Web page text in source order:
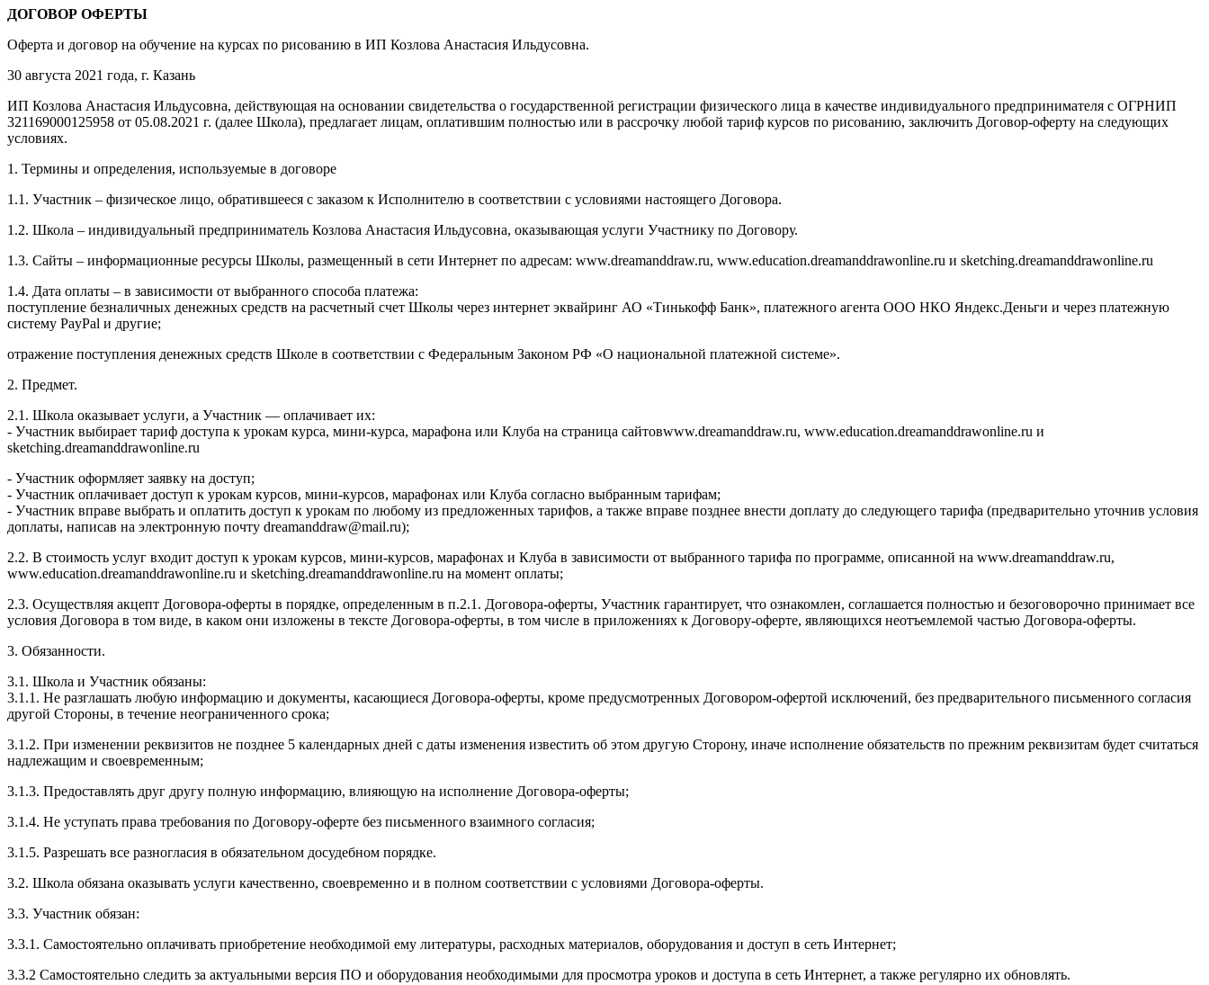
ДОГОВОР ОФЕРТЫ
Оферта и договор на обучение на курсах по рисованию в ИП Козлова Анастасия Ильдусовна.
30 августа 2021 года, г. Казань
ИП Козлова Анастасия Ильдусовна, действующая на основании свидетельства о государственной регистрации физического лица в качестве индивидуального предпринимателя с ОГРНИП
321169000125958 от 05.08.2021 г. (далее Школа), предлагает лицам, оплатившим полностью или в рассрочку любой тариф курсов по рисованию, заключить Договор-оферту на следующих
условиях.
1. Термины и определения, используемые в договоре
1.1. Участник – физическое лицо, обратившееся с заказом к Исполнителю в соответствии с условиями настоящего Договора.
1.2. Школа – индивидуальный предприниматель Козлова Анастасия Ильдусовна, оказывающая услуги Участнику по Договору.
1.3. Сайты – информационные ресурсы Школы, размещенный в сети Интернет по адресам: www.dreamanddraw.ru, www.education.dreamanddrawonline.ru и sketching.dreamanddrawonline.ru
1.4. Дата оплаты – в зависимости от выбранного способа платежа:
поступление безналичных денежных средств на расчетный счет Школы через интернет эквайринг АО «Тинькофф Банк», платежного агента ООО НКО Яндекс.Деньги и через платежную
систему PayPal и другие;
отражение поступления денежных средств Школе в соответствии с Федеральным Законом РФ «О национальной платежной системе».
2. Предмет.
2.1. Школа оказывает услуги, а Участник — оплачивает их:
- Участник выбирает тариф доступа к урокам курса, мини-курса, марафона или Клуба на страница сайтовwww.dreamanddraw.ru, www.education.dreamanddrawonline.ru и
sketching.dreamanddrawonline.ru
- Участник оформляет заявку на доступ;
- Участник оплачивает доступ к урокам курсов, мини-курсов, марафонах или Клуба согласно выбранным тарифам;
- Участник вправе выбрать и оплатить доступ к урокам по любому из предложенных тарифов, а также вправе позднее внести доплату до следующего тарифа (предварительно уточнив условия
доплаты, написав на электронную почту dreamanddraw@mail.ru);
2.2. В стоимость услуг входит доступ к урокам курсов, мини-курсов, марафонах и Клуба в зависимости от выбранного тарифа по программе, описанной на www.dreamanddraw.ru,
www.education.dreamanddrawonline.ru и sketching.dreamanddrawonline.ru на момент оплаты;
2.3. Осуществляя акцепт Договора-оферты в порядке, определенным в п.2.1. Договора-оферты, Участник гарантирует, что ознакомлен, соглашается полностью и безоговорочно принимает все
условия Договора в том виде, в каком они изложены в тексте Договора-оферты, в том числе в приложениях к Договору-оферте, являющихся неотъемлемой частью Договора-оферты.
3. Обязанности.
3.1. Школа и Участник обязаны:
3.1.1. Не разглашать любую информацию и документы, касающиеся Договора-оферты, кроме предусмотренных Договором-офертой исключений, без предварительного письменного согласия
другой Стороны, в течение неограниченного срока;
3.1.2. При изменении реквизитов не позднее 5 календарных дней с даты изменения известить об этом другую Сторону, иначе исполнение обязательств по прежним реквизитам будет считаться
надлежащим и своевременным;
3.1.3. Предоставлять друг другу полную информацию, влияющую на исполнение Договора-оферты;
3.1.4. Не уступать права требования по Договору-оферте без письменного взаимного согласия;
3.1.5. Разрешать все разногласия в обязательном досудебном порядке.
3.2. Школа обязана оказывать услуги качественно, своевременно и в полном соответствии с условиями Договора-оферты.
3.3. Участник обязан:
3.3.1. Cамостоятельно оплачивать приобретение необходимой ему литературы, расходных материалов, оборудования и доступ в сеть Интернет;
3.3.2 Самостоятельно следить за актуальными версия ПО и оборудования необходимыми для просмотра уроков и доступа в сеть Интернет, а также регулярно их обновлять.